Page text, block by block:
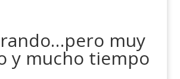
muy
y mucho tiempo